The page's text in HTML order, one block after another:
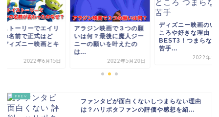
ストーリーでエイリ
の名前で正式はど
ディズニー映画とキ
2022年6月15日
アラジン映画で３つの願
いは何？最後に魔人ジー
ニーの願いを叶えたの
は...
2022年5月20日
ディズニー映画のい
ころや好きな理由
BEST3！つまらな
苦手...
2022年1
ファンタビが面白くないしつまらない理由
は？ハリポタファンの評価や感想を紹...